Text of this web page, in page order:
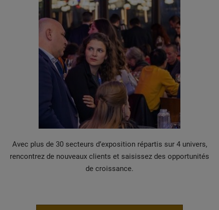
Avec plus de 30 secteurs d’exposition répartis sur 4 univers,
rencontrez de nouveaux clients et saisissez des opportunités
de croissance.